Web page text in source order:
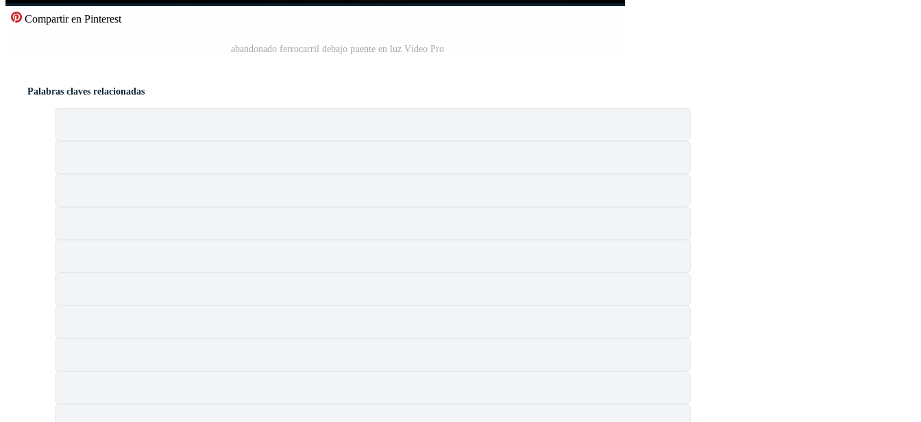
Compartir en Pinterest
abandonado ferrocarril debajo puente en luz Vídeo Pro
Palabras claves relacionadas